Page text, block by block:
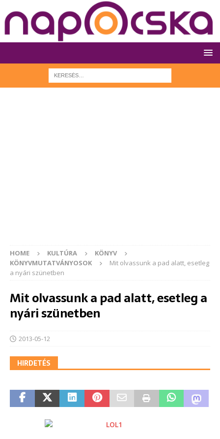
HOME KULTÚRA
KÖNYV
KÖNYVMUTATVÁNYOSOK
Mit olvassunk a pad alatt, esetleg
a nyári szünetben
Mit olvassunk a pad alatt, esetleg a
nyári szünetben
2013-05-12
HIRDETÉS